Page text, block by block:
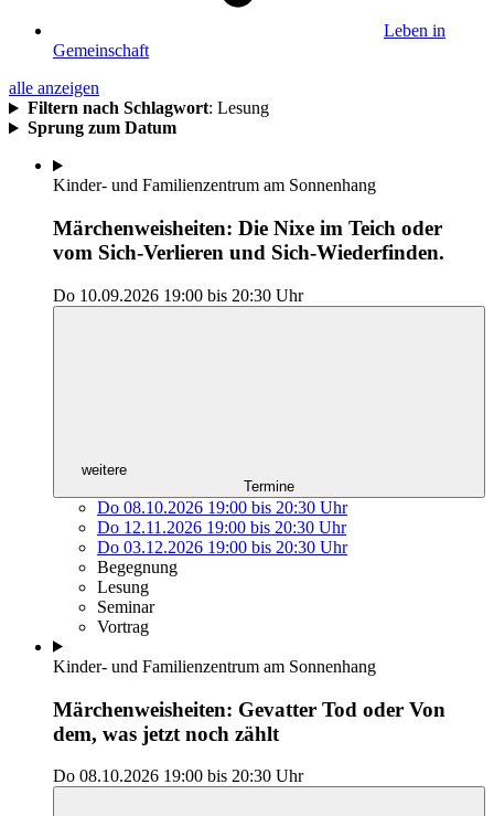
Leben in
Gemeinschaft
alle anzeigen
Filtern nach Schlagwort: Lesung
Sprung zum Datum
Kinder- und Familienzentrum am Sonnenhang
Märchenweisheiten: Die Nixe im Teich oder
vom Sich-Verlieren und Sich-Wiederfinden.
Do 10.09.2026 19:00 bis 20:30 Uhr
weitere
Termine
Do 08.10.2026 19:00 bis 20:30 Uhr
Do 12.11.2026 19:00 bis 20:30 Uhr
Do 03.12.2026 19:00 bis 20:30 Uhr
Begegnung
Lesung
Seminar
Vortrag
Kinder- und Familienzentrum am Sonnenhang
Märchenweisheiten: Gevatter Tod oder Von
dem, was jetzt noch zählt
Do 08.10.2026 19:00 bis 20:30 Uhr